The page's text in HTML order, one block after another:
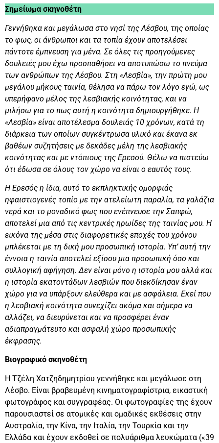
Σημείωμα σκηνοθέτη
Γεννήθηκα και μεγάλωσα στο νησί της Λέσβου, της οποίας
το φως, οι άνθρωποι και τα τοπία έχουν αποτελέσει
πάντοτε έμπνευση για μένα. Σε όλες τις προηγούμενες
δουλειές μου έχω προσπαθήσει να αποτυπώσω το πνεύμα
των ανθρώπων της Λέσβου. Στη «Λεσβία», την πρώτη μου
μεγάλου μήκους ταινία, θέλησα να πάρω τον λόγο εγώ, ως
υπερήφανο μέλος της λεσβιακής κοινότητας, και να
μιλήσω για το πως αυτή η κοινότητα δημιουργήθηκε. Η
«Λεσβία» είναι αποτέλεσμα δουλειάς 10 χρόνων, κατά τη
διάρκεια των οποίων συγκέντρωσα υλικό και έκανα εκ
βαθέων συζητήσεις με δεκάδες μέλη της λεσβιακής
κοινότητας και με ντόπιους της Ερεσού. Θέλω να πιστεύω
ότι έδωσα σε όλους τον χώρο να είναι ο εαυτός τους.
Η Ερεσός η ίδια, αυτό το εκπληκτικής ομορφιάς
ηφαιστιογενές τοπίο με την ατελείωτη παραλία, τα γαλάζια
νερά και το μοναδικό φως που ενέπνευσε την Σαπφώ,
αποτελεί μια από τις κεντρικές ηρωίδες της ταινίας μου. Η
εικόνα της μέσα στις διαφορετικές εποχές του χρόνου
μπλέκεται με τη δική μου προσωπική ιστορία. Υπ’ αυτή την
έννοια η ταινία αποτελεί εξίσου μια προσωπική όσο και
συλλογική αφήγηση. Δεν είναι μόνο η ιστορία μου αλλά και
η ιστορία εκατοντάδων λεσβιών που διεκδίκησαν έναν
χώρο για να υπάρξουν ελεύθερα και με ασφάλεια. Εκεί που
η λεσβιακή κοινότητα συνεχίζει ακόμα και σήμερα να
αλλάζει, να διευρύνεται και να προσφέρει έναν
αδιαπραγμάτευτο και ασφαλή χώρο προσωπικής
έκφρασης.
Βιογραφικό σκηνοθέτη
Η Τζέλη Χατζηδημητρίου γεννήθηκε και μεγάλωσε στη
Λέσβο. Είναι βραβευμένη κινηματογραφίστρια, εικαστική
φωτογράφος και συγγραφέας. Οι φωτογραφίες της έχουν
παρουσιαστεί σε ατομικές και ομαδικές εκθέσεις στην
Αυστραλία, την Κίνα, την Ιταλία, την Τουρκία και την
Ελλάδα και έχουν εκδοθεί σε πολυάριθμα λευκώματα («39